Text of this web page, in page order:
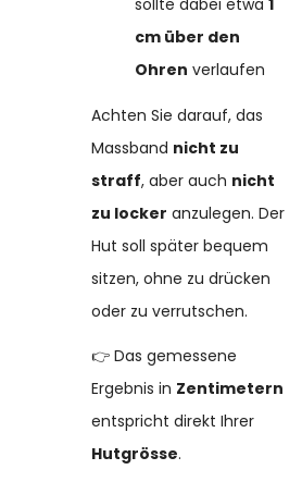
sollte dabei etwa1
cm über den
Ohren verlaufen
Achten Sie darauf, das
Massband nicht zu
straff, aber auch nicht
zu locker anzulegen. Der
Hut soll später bequem
sitzen, ohne zu drücken
oder zu verrutschen.
👉 Das gemessene
Ergebnis in Zentimetern
entspricht direkt Ihrer
Hutgrösse.